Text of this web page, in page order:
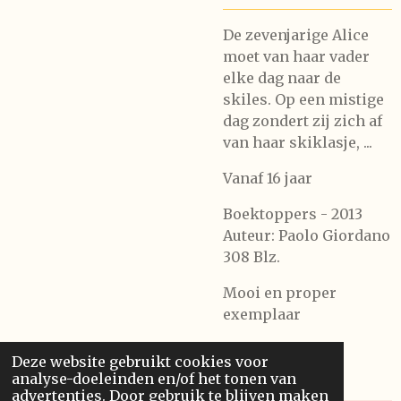
Deze website gebruikt cookies voor
analyse-doeleinden en/of het tonen van
advertenties. Door gebruik te blijven maken
De zevenjarige Alice
moet van haar vader
elke dag naar de
skiles. Op een mistige
dag zondert zij zich af
van haar skiklasje, ...
Vanaf 16 jaar
Boektoppers - 2013
Auteur: Paolo Giordano
308 Blz.
Mooi en proper
exemplaar